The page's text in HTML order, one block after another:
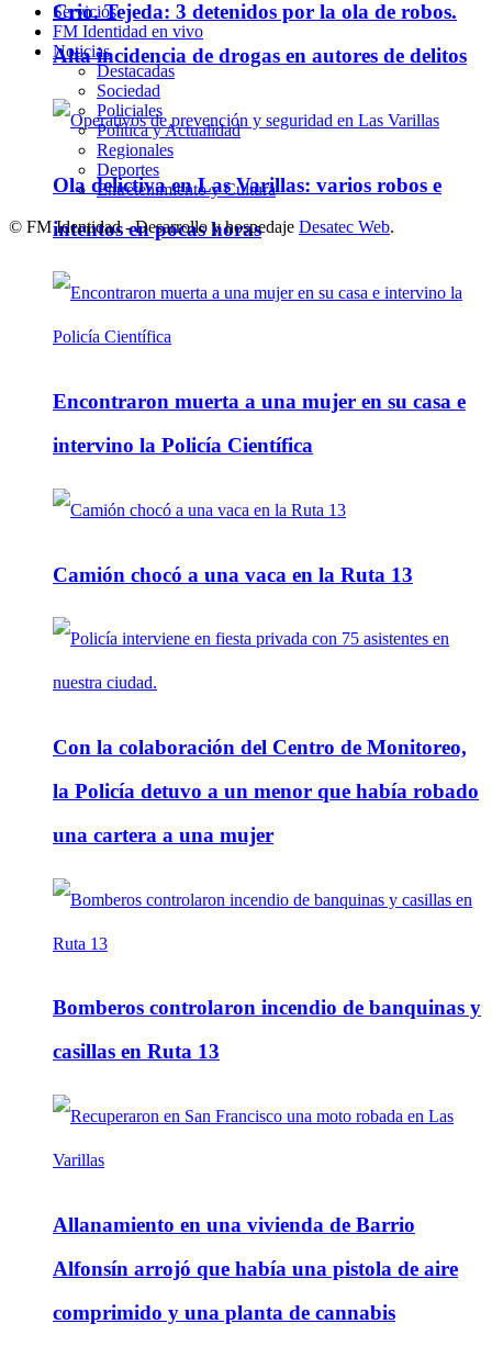
Crio. Tejeda: 3 detenidos por la ola de robos.
Alta incidencia de drogas en autores de delitos
Ola delictiva en Las Varillas: varios robos e
intentos en pocas horas
Encontraron muerta a una mujer en su casa e
intervino la Policía Científica
Camión chocó a una vaca en la Ruta 13
Con la colaboración del Centro de Monitoreo,
la Policía detuvo a un menor que había robado
una cartera a una mujer
Bomberos controlaron incendio de banquinas y
casillas en Ruta 13
Allanamiento en una vivienda de Barrio
Alfonsín arrojó que había una pistola de aire
comprimido y una planta de cannabis
Servicios
FM Identidad en vivo
Noticias
Destacadas
Sociedad
Policiales
Política y Actualidad
Regionales
Deportes
Entretenimiento y Cultura
© FM Identidad - Desarrollo y hospedaje Desatec Web.